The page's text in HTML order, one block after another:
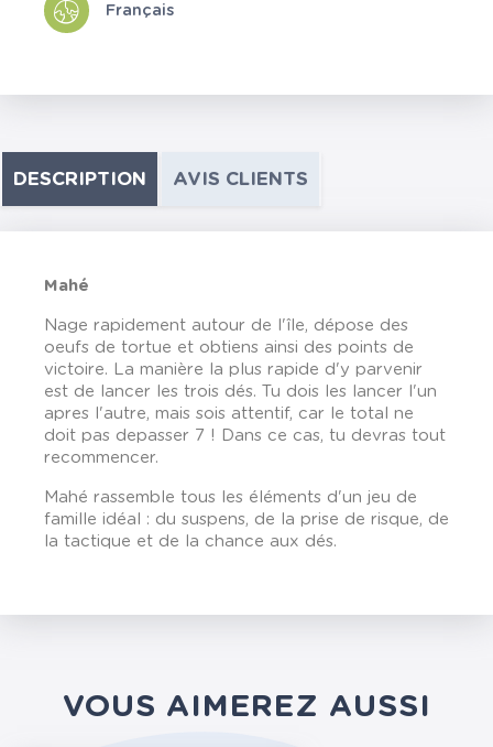
Français
DESCRIPTION AVIS CLIENTS
Mahé
Nage rapidement autour de l'île, dépose des
oeufs de tortue et obtiens ainsi des points de
victoire. La manière la plus rapide d'y parvenir
est de lancer les trois dés. Tu dois les lancer l'un
apres l'autre, mais sois attentif, car le total ne
doit pas depasser 7 ! Dans ce cas, tu devras tout
recommencer.
Mahé rassemble tous les éléments d'un jeu de
famille idéal : du suspens, de la prise de risque, de
la tactique et de la chance aux dés.
VOUS AIMEREZ AUSSI